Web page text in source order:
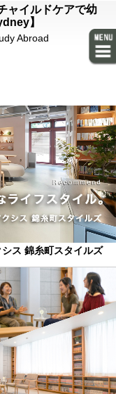
ャイルドケアで幼
】
Abroad
ス 錦糸町スタイルズ